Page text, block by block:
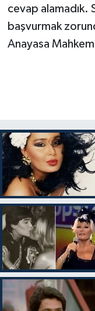
cevap alamadık.
başvurmak
Anayasa